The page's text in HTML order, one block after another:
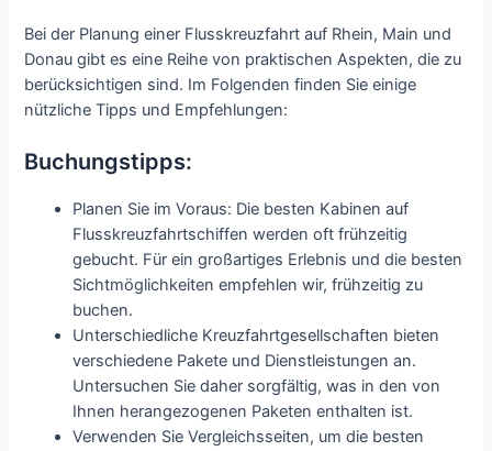
Bei der Planung einer Flusskreuzfahrt auf Rhein, Main und
Donau gibt es eine Reihe von praktischen Aspekten, die zu
berücksichtigen sind. Im Folgenden finden Sie einige
nützliche Tipps und Empfehlungen:
Buchungstipps:
Planen Sie im Voraus: Die besten Kabinen auf
Flusskreuzfahrtschiffen werden oft frühzeitig
gebucht. Für ein großartiges Erlebnis und die besten
Sichtmöglichkeiten empfehlen wir, frühzeitig zu
buchen.
Unterschiedliche Kreuzfahrtgesellschaften bieten
verschiedene Pakete und Dienstleistungen an.
Untersuchen Sie daher sorgfältig, was in den von
Ihnen herangezogenen Paketen enthalten ist.
Verwenden Sie Vergleichsseiten, um die besten